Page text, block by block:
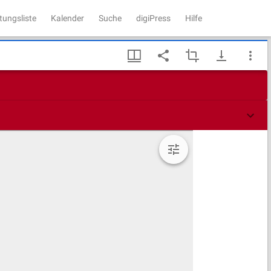
Kalender Suche digiPress Hilfe